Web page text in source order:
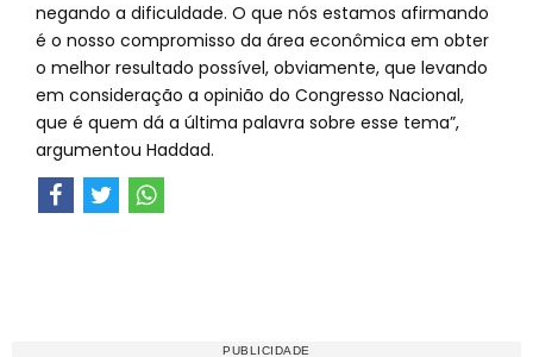
negando a dificuldade. O que nós estamos afirmando
é o nosso compromisso da área econômica em obter
o melhor resultado possível, obviamente, que levando
em consideração a opinião do Congresso Nacional,
que é quem dá a última palavra sobre esse tema”,
argumentou Haddad.